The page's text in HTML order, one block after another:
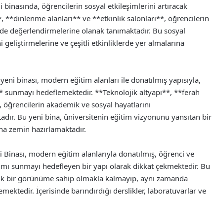
öğrencilerin sosyal etkileşimlerini artıracak
**dinlenme alanları** ve **etkinlik salonları**, öğrencilerin
değerlendirmelerine olanak tanımaktadır. Bu sosyal
geliştirmelerine ve çeşitli etkinliklerde yer almalarına
binası, modern eğitim alanları ile donatılmış yapısıyla,
hedeflemektedir. **Teknolojik altyapı**, **ferah
akademik ve sosyal hayatlarını
Bu yeni bina, üniversitenin eğitim vizyonunu yansıtan bir
zemin hazırlamaktadır.
modern eğitim alanlarıyla donatılmış, öğrenci ve
sunmayı hedefleyen bir yapı olarak dikkat çekmektedir. Bu
bir görünüme sahip olmakla kalmayıp, aynı zamanda
İçerisinde barındırdığı derslikler, laboratuvarlar ve